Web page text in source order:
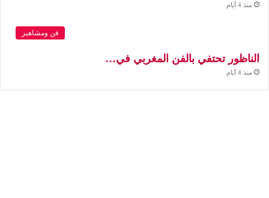
منذ 4 أيام
فن ومشاهير
الناظور تحتفي بالفن المغربي في…
منذ 4 أيام